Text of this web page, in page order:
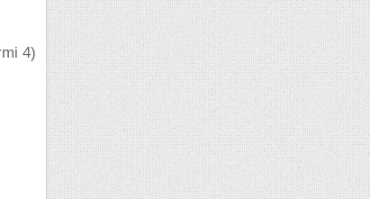
4)